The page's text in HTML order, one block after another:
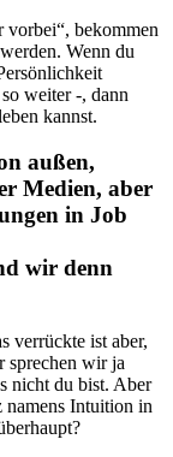
vorbei“, bekommen
Wenn du
weiter -, dann
kannst.
außen,
Medien, aber
in Job
wir denn
verrückte ist aber,
sprechen wir ja
nicht du bist. Aber
namens Intuition in